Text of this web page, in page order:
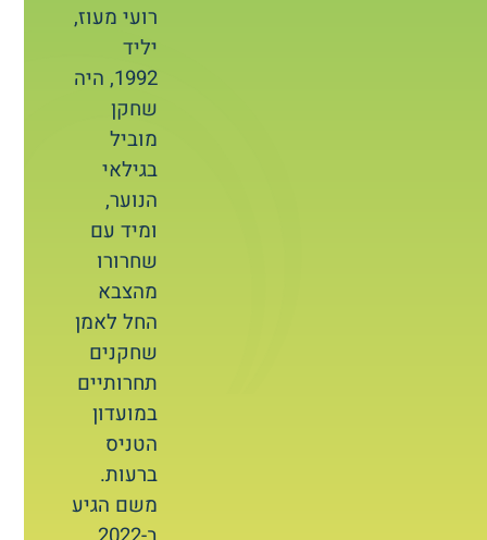
רועי מעוז,
יליד
1992, היה
שחקן
מוביל
בגילאי
הנוער,
ומיד עם
שחרורו
מהצבא
החל לאמן
שחקנים
תחרותיים
במועדון
הטניס
ברעות.
משם הגיע